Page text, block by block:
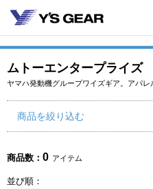
ムトーエンタープライズ
ヤマハ発動機グループワイズギア。アパレ
商品を絞り込む
商品数： 0 アイテム
並び順：